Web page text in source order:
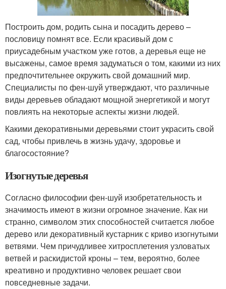
Построить дом, родить сына и посадить дерево –
пословицу помнят все. Если красивый дом с
приусадебным участком уже готов, а деревья еще не
высажены, самое время задуматься о том, какими из них
предпочтительнее окружить свой домашний мир.
Специалисты по фен-шуй утверждают, что различные
виды деревьев обладают мощной энергетикой и могут
повлиять на некоторые аспекты жизни людей.
Какими декоративными деревьями стоит украсить свой
сад, чтобы привлечь в жизнь удачу, здоровье и
благосостояние?
Изогнутые деревья
Согласно философии фен-шуй изобретательность и
значимость имеют в жизни огромное значение. Как ни
странно, символом этих способностей считается любое
дерево или декоративный кустарник с криво изогнутыми
ветвями. Чем причудливее хитросплетения узловатых
ветвей и раскидистой кроны – тем, вероятно, более
креативно и продуктивно человек решает свои
повседневные задачи.